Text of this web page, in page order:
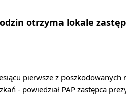
otrzyma lokale
pierwsze z poszkodowanych
- powiedział PAP zastępca